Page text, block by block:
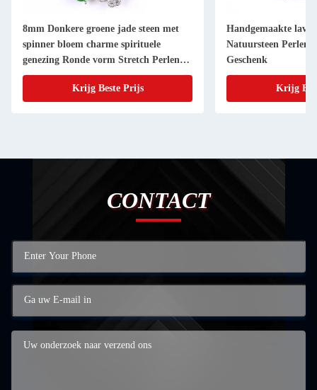
8mm Donkere groene jade steen met
spinner bloem charme spirituele
genezing Ronde vorm Stretch Perlen
Armband
Krijg Beste Prijs
Handgemaakte
Natuursteen Perlen
Geschenk
Krijg
CONTACT